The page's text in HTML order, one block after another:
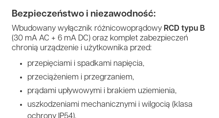
Bezpieczeństwo i niezawodność:
Wbudowany wyłącznik różnicowoprądowy RCD typu B
(30 mA AC + 6 mA DC) oraz komplet zabezpieczeń
chronią urządzenie i użytkownika przed:
przepięciami i spadkami napięcia,
przeciążeniem i przegrzaniem,
prądami upływowymi i brakiem uziemienia,
uszkodzeniami mechanicznymi i wilgocią (klasa